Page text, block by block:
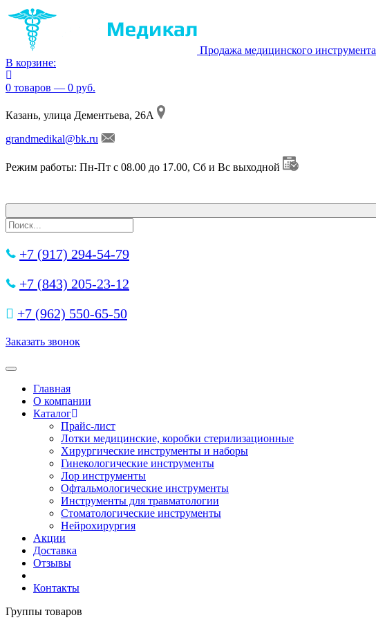
Продажа медицинского инструмента
В корзине:
0 товаров — 0 руб.
Казань, улица Дементьева, 26А
grandmedikal@bk.ru
Режим работы: Пн-Пт с 08.00 до 17.00, Сб и Вс выходной
+7 (917) 294-54-79
+7 (843) 205-23-12
+7 (962) 550‑65‑50‬
Заказать звонок
Toggle navigation
Главная
О компании
Каталог
Прайс-лист
Лотки медицинские, коробки стерилизационные
Хирургические инструменты и наборы
Гинекологические инструменты
Лор инструменты
Офтальмологические инструменты
Инструменты для травматологии
Стоматологические инструменты
Нейрохирургия
Акции
Доставка
Отзывы
Контакты
Группы товаров